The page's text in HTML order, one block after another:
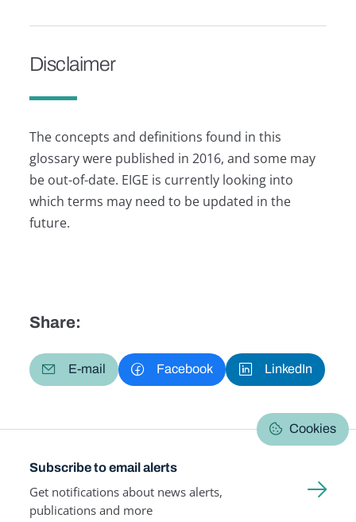
Disclaimer
The concepts and definitions found in this
glossary were published in 2016, and some may
be out-of-date. EIGE is currently looking into
which terms may need to be updated in the
future.
Share:
E-mail Facebook LinkedIn
Cookies
Subscribe to email alerts
Get notifications about news alerts,
publications and more